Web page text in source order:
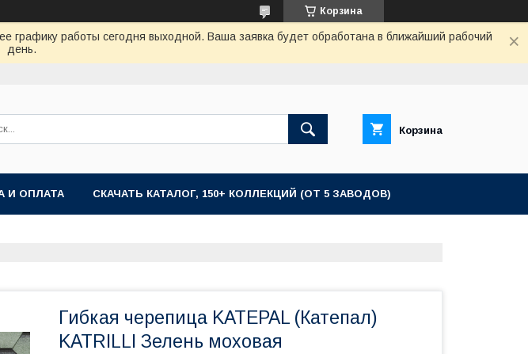
Корзина
графику работы сегодня выходной. Ваша заявка будет обработана в ближайший рабочий
день.
Корзина
И ОПЛАТА СКАЧАТЬ КАТАЛОГ, 150+ КОЛЛЕКЦИЙ (ОТ 5 ЗАВОДОВ)
Гибкая черепица KATEPAL (Катепал)
KATRILLI Зелень моховая